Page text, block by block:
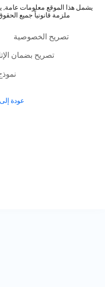
يشمل هذا الموقع معلومات عامة,
ملزمة قانونياً جميع
تصريح الخصوصية
تصريح بضمان
نموذج
عودة إلى